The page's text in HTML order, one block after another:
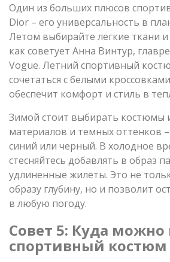
Один из больших плюсов
Dior – его универсальность в
Летом выбирайте легкие ткани
как советует Анна Винтур,
Vogue. Летний спортивный
сочетаться с белыми
обеспечит комфорт и стиль в
Зимой стоит выбирать костюмы
материалов и темных оттенков
синий или черный. В холодное
стесняйтесь добавлять в образ
удлиненные жилеты. Это не
образу глубину, но и позволит
в любую погоду.
Совет 5: Куда можно
спортивный костюм